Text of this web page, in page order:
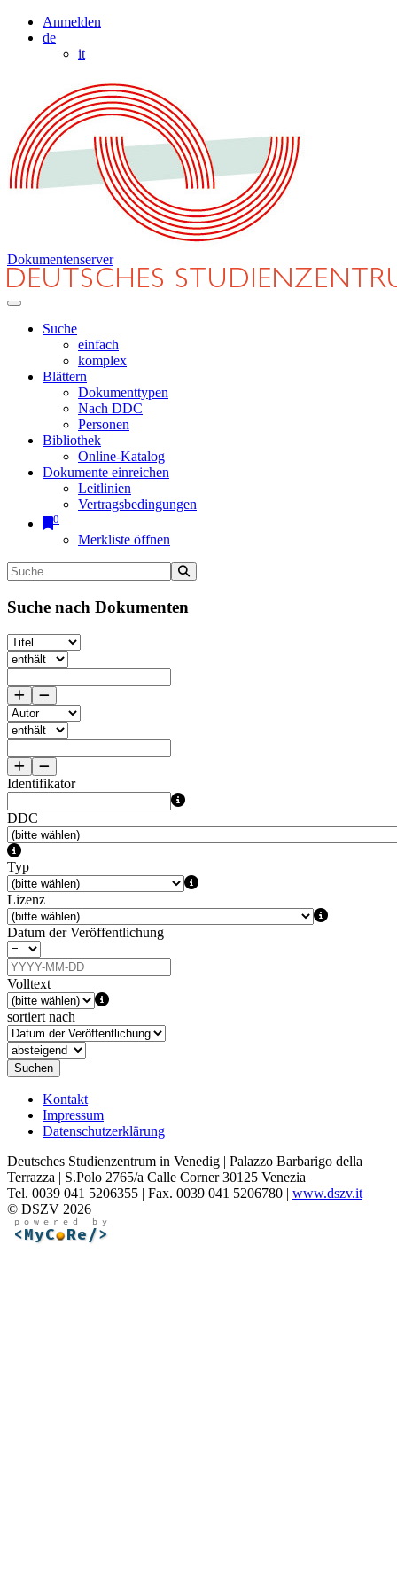
Anmelden
de
it
Dokumentenserver
Suche
einfach
komplex
Blättern
Dokumenttypen
Nach DDC
Personen
Bibliothek
Online-Katalog
Dokumente einreichen
Leitlinien
Vertragsbedingungen
0
Merkliste öffnen
Suche nach Dokumenten
Identifikator
DDC
Typ
Lizenz
Datum der Veröffentlichung
Volltext
sortiert nach
Suchen
Kontakt
Impressum
Datenschutzerklärung
Deutsches Studienzentrum in Venedig | Palazzo Barbarigo della
Terrazza | S.Polo 2765/a Calle Corner 30125 Venezia
Tel. 0039 041 5206355 | Fax. 0039 041 5206780 | www.dszv.it
© DSZV 2026